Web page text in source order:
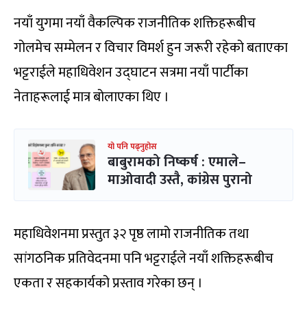
नयाँ युगमा नयाँ वैकल्पिक राजनीतिक शक्तिहरूबीच
गोलमेच सम्मेलन र विचार विमर्श हुन जरूरी रहेको बताएका
भट्टराईले महाधिवेशन उद्घाटन सत्रमा नयाँ पार्टीका
नेताहरूलाई मात्र बोलाएका थिए ।
यो पनि पढ्नुहोस
बाबुरामको निष्कर्ष : एमाले–
माओवादी उस्तै, कांग्रेस पुरानो
महाधिवेशनमा प्रस्तुत ३२ पृष्ठ लामो राजनीतिक तथा
सांगठनिक प्रतिवेदनमा पनि भट्टराईले नयाँ शक्तिहरूबीच
एकता र सहकार्यको प्रस्ताव गरेका छन् ।